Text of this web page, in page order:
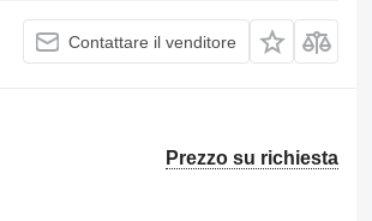
Contattare il venditore
Prezzo su richiesta